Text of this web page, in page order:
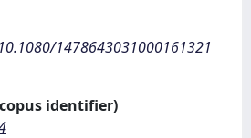
1478643031000161321
identifier)